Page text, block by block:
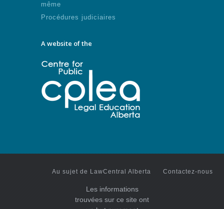
même
Procédures judiciaires
A website of the
Au sujet de LawCentral Alberta Contactez-nous
Les informations
trouvées sur ce site ont